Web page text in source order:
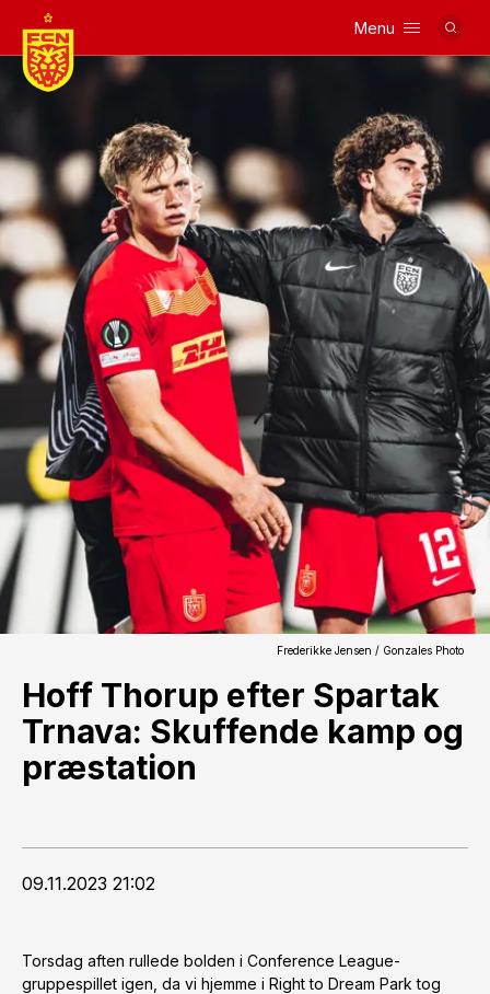
Menu
Frederikke Jensen / Gonzales Photo
Hoff Thorup efter Spartak
Trnava: Skuffende kamp og
præstation
09.11.2023 21:02
Torsdag aften rullede bolden i Conference League-
gruppespillet igen, da vi hjemme i Right to Dream Park tog